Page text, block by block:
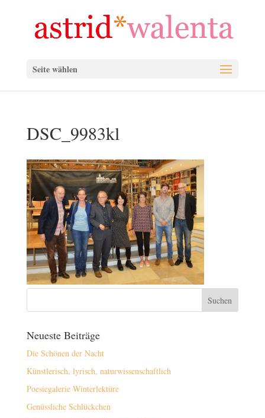
Seite wählen
DSC_9983kl
Neueste Beiträge
Die Schönen der Nacht
Künstlerisch, lyrisch, naturwissenschaftlich
Poesiegalerie Winterlektüre
Genüssliche Schlückchen